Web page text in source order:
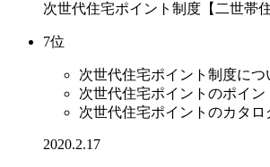
次世代住宅ポイント制度【二世帯
7位
次世代住宅ポイント制度につ
次世代住宅ポイントのポイン
次世代住宅ポイントのカタロ
2020.2.17